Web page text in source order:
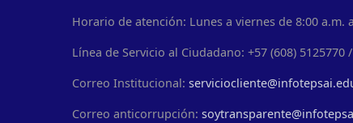
Horario de atención: Lunes a viernes de 8:00 a.m.
Línea de Servicio al Ciudadano: +57 (608) 5125770
Correo Institucional:
Correo anticorrupción: